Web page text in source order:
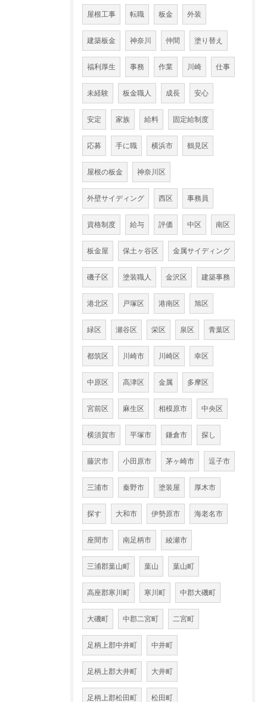
屋根工事 転職 板金 外装
建築板金 神奈川 仲間 塗り替え
福利厚生 事務 作業 川崎 仕事
未経験 板金職人 成長 安心
安定 家族 給料 固定給制度
応募 手に職 横浜市 鶴見区
屋根の板金 神奈川区
外壁サイディング 西区 事務員
資格制度 給与 評価 中区 南区
板金屋 保土ヶ谷区 金属サイディング
磯子区 塗装職人 金沢区 建築事務
港北区 戸塚区 港南区 旭区
緑区 瀬谷区 栄区 泉区 青葉区
都筑区 川崎市 川崎区 幸区
中原区 高津区 金属 多摩区
宮前区 麻生区 相模原市 中央区
横須賀市 平塚市 鎌倉市 探し
藤沢市 小田原市 茅ヶ崎市 逗子市
三浦市 秦野市 塗装屋 厚木市
探す 大和市 伊勢原市 海老名市
座間市 南足柄市 綾瀬市
三浦郡葉山町 葉山 葉山町
高座郡寒川町 寒川町 中郡大磯町
大磯町 中郡二宮町 二宮町
足柄上郡中井町 中井町
足柄上郡大井町 大井町
足柄上郡松田町 松田町